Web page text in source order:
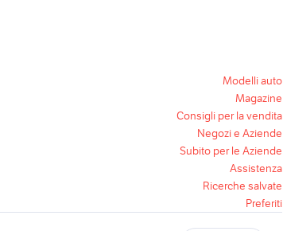
Modelli auto
Magazine
Consigli per la vendita
Negozi e Aziende
Subito per le Aziende
Assistenza
Ricerche salvate
Preferiti